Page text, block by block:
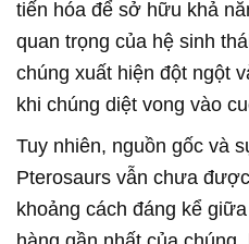
tiến hóa để sở hữu khả
quan trọng của hệ sinh
chúng xuất hiện đột ngột
khi chúng diệt vong vào
Tuy nhiên, nguồn gốc và
Pterosaurs vẫn chưa
khoảng cách đáng kể